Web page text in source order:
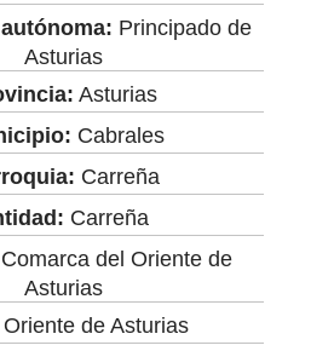
Principado de
Asturias
Asturias
Cabrales
Carreña
Carreña
Comarca del Oriente de
Asturias
Oriente de Asturias